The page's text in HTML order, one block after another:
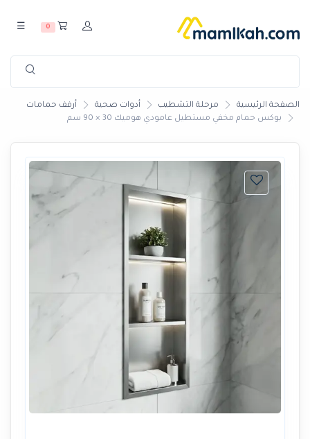
0
☰
الصفحة الرئيسية مرحلة التشطيب أدوات صحية
أرفف حمامات
بوكس حمام مخفي مستطيل عامودي هوميك 30 × 90 سم